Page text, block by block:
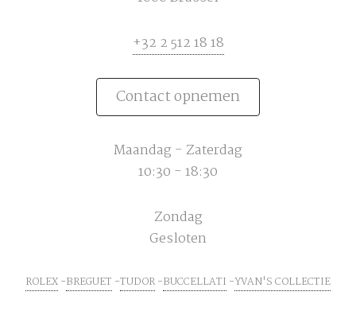
+32 2 512 18 18
Contact opnemen
Maandag - Zaterdag
10:30 - 18:30
Zondag
Gesloten
ROLEX BREGUET TUDOR BUCCELLATI YVAN'S COLLECTIE